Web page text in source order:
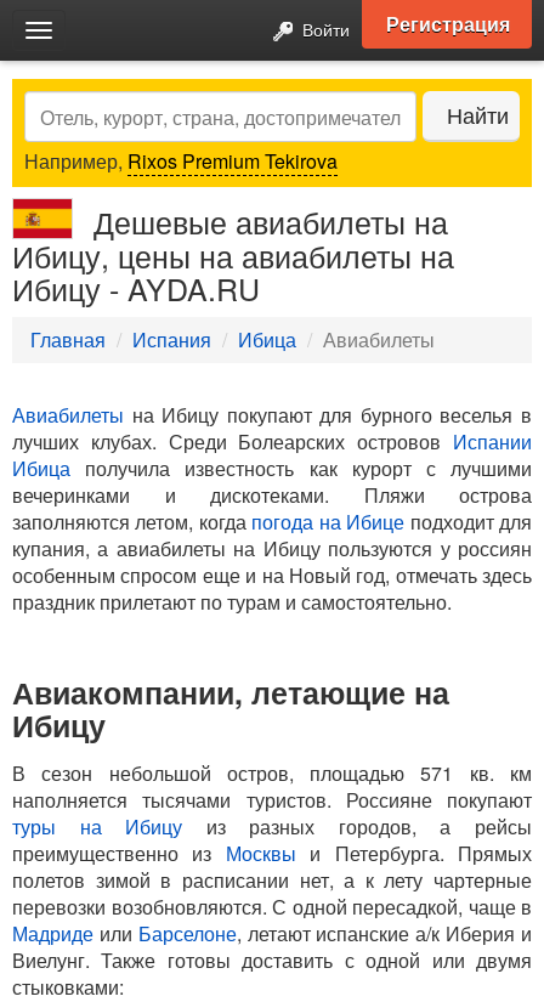
Toggle
navigation
Войти Регистрация
Search Найти
Например, Rixos Premium Tekirova
Дешевые авиабилеты на
Ибицу, цены на авиабилеты на
Ибицу - AYDA.RU
Главная Испания Ибица Авиабилеты
Авиабилеты на Ибицу покупают для бурного веселья в
лучших клубах. Среди Болеарских островов Испании
Ибица получила известность как курорт с лучшими
вечеринками и дискотеками. Пляжи острова
заполняются летом, когда погода на Ибице подходит для
купания, а авиабилеты на Ибицу пользуются у россиян
особенным спросом еще и на Новый год, отмечать здесь
праздник прилетают по турам и самостоятельно.
Авиакомпании, летающие на
Ибицу
В сезон небольшой остров, площадью 571 кв. км
наполняется тысячами туристов. Россияне покупают
туры на Ибицу из разных городов, а рейсы
преимущественно из Москвы и Петербурга. Прямых
полетов зимой в расписании нет, а к лету чартерные
перевозки возобновляются. С одной пересадкой, чаще в
Мадриде или Барселоне, летают испанские а/к Иберия и
Виелунг. Также готовы доставить с одной или двумя
стыковками: